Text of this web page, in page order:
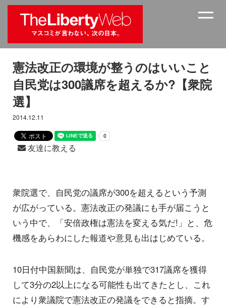
憲法改正の環境が整うのはいいこと
自民党は300議席を超えるか?【衆院
選】
2014.12.11
友達に教える
衆院選で、自民党の議席が300を超えるという予測
が広がっている。憲法改正の発議にも手が届こうと
いう中で、「安倍政権は憲法を変える気だ!」と、危
機感をあらわにした報道や意見も出はじめている。
10日付中国新聞は、自民党が単独で317議席を獲得
して3分の2以上になる可能性も出てきたとし、これ
により衆議院で憲法改正の発議をできると指摘。す